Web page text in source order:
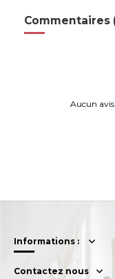
Commentaires
Aucun
Informations :
Contactez nous